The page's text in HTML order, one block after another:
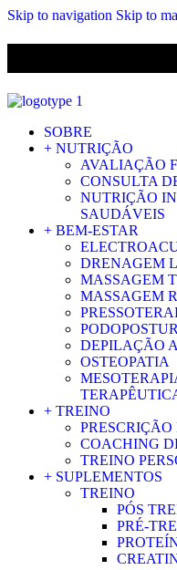
Skip to navigation Skip to
SOBRE
+ NUTRIÇÃO
AVALIAÇÃO
CONSULTA
NUTRIÇÃO
SAUDÁVEIS
+ BEM-ESTAR
DRENAGEM
MASSAGEM
MASSAGEM
DEPILAÇÃO
OSTEOPATIA
+ TREINO
COACHING
TREINO
+ SUPLEMENTOS
TREINO
PÓS
PRÉ-